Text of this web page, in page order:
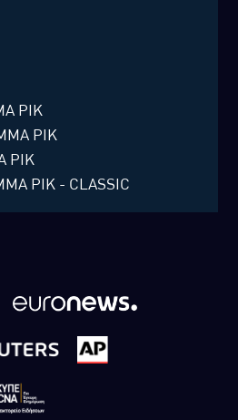
ΡΙΚ
ΡΙΚ
ΡΙΚ
ΡΙΚ - CLASSIC